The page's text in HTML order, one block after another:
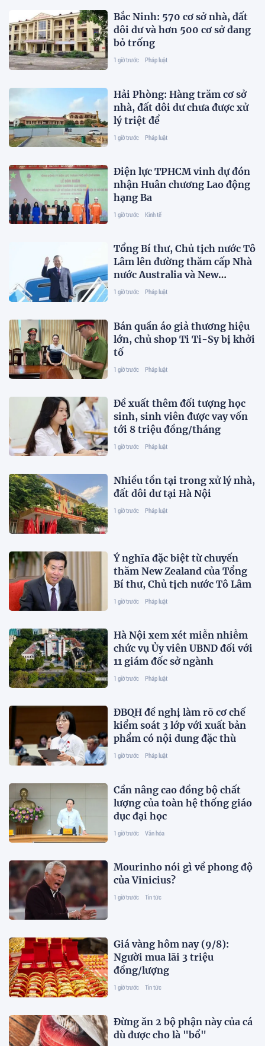
Bắc Ninh: 570 cơ sở nhà, đất
dôi dư và hơn 500 cơ sở đang
bỏ trống
1 giờ trước Pháp luật
Hải Phòng: Hàng trăm cơ sở
nhà, đất dôi dư chưa được xử
lý triệt để
1 giờ trước Pháp luật
Điện lực TPHCM vinh dự đón
nhận Huân chương Lao động
hạng Ba
1 giờ trước Kinh tế
Tổng Bí thư, Chủ tịch nước Tô
Lâm lên đường thăm cấp Nhà
nước Australia và New
Zealand
1 giờ trước Pháp luật
Bán quần áo giả thương hiệu
lớn, chủ shop Ti Ti-Sy bị khởi
tố
1 giờ trước Pháp luật
Đề xuất thêm đối tượng học
sinh, sinh viên được vay vốn
tới 8 triệu đồng/tháng
1 giờ trước Pháp luật
Nhiều tồn tại trong xử lý nhà,
đất dôi dư tại Hà Nội
1 giờ trước Pháp luật
Ý nghĩa đặc biệt từ chuyến
thăm New Zealand của Tổng
Bí thư, Chủ tịch nước Tô Lâm
1 giờ trước Pháp luật
Hà Nội xem xét miễn nhiễm
chức vụ Ủy viên UBND đối với
11 giám đốc sở ngành
1 giờ trước Pháp luật
ĐBQH đề nghị làm rõ cơ chế
kiểm soát 3 lớp với xuất bản
phẩm có nội dung đặc thù
1 giờ trước Pháp luật
Cần nâng cao đồng bộ chất
lượng của toàn hệ thống giáo
dục đại học
1 giờ trước Văn hóa
Mourinho nói gì về phong độ
của Vinicius?
1 giờ trước Tin tức
Giá vàng hôm nay (9/8):
Người mua lãi 3 triệu
đồng/lượng
1 giờ trước Tin tức
Đừng ăn 2 bộ phận này của cá
dù được cho là "bổ"